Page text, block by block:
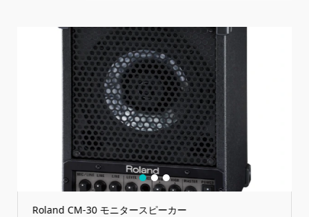
Roland CM-30 モニタースピーカー
1 2 3